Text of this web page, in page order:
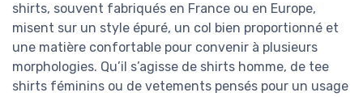
shirts, souvent fabriqués en France ou en Europe,
misent sur un style épuré, un col bien proportionné et
une matière confortable pour convenir à plusieurs
morphologies. Qu’il s’agisse de shirts homme, de tee
shirts féminins ou de vetements pensés pour un usage